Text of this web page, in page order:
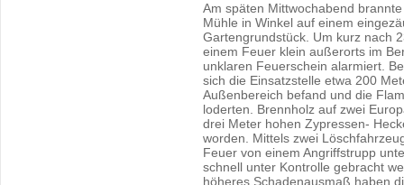
Am späten Mittwochabend
Mühle in Winkel auf einem
Gartengrundstück. Um kurz nach
einem Feuer klein außerorts im
unklaren Feuerschein alarmiert.
sich die Einsatzstelle etwa 200
Außenbereich befand und die
loderten. Brennholz auf zwei
drei Meter hohen Zypressen-
worden. Mittels zwei
Feuer von einem Angriffstrupp
schnell unter Kontrolle gebracht
höheres Schadenausmaß haben